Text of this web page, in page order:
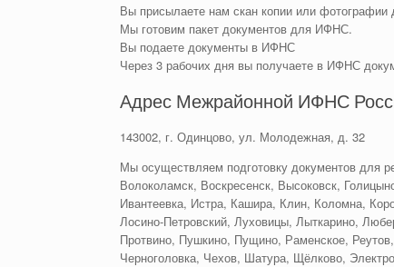
Вы присылаете нам скан копии или фотографии
Мы готовим пакет документов для ИФНС.
Вы подаете документы в ИФНС
Через 3 рабочих дня вы получаете в ИФНС
Адрес Межрайонной ИФНС
143002, г. Одинцово, ул. Молодежная, д. 32
Мы осуществляем подготовку документов для
Волоколамск, Воскресенск, Высоковск,
Ивантеевка, Истра, Кашира, Клин, Коломна,
Лосино-Петровский, Луховицы, Лыткарино,
Протвино, Пушкино, Пущино, Раменское,
Черноголовка, Чехов, Шатура, Щёлково,